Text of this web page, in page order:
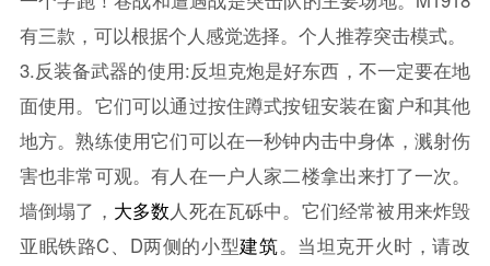
有三款，可以根据个人感觉选择。个人推荐突击模式。
3.反装备武器的使用:反坦克炮是好东西，不一定要在地
面使用。它们可以通过按住蹲式按钮安装在窗户和其他
地方。熟练使用它们可以在一秒钟内击中身体，溅射伤
害也非常可观。有人在一户人家二楼拿出来打了一次。
墙倒塌了， 大多数人死在瓦砾中。它们经常被用来炸毁
亚眠铁路C、D两侧的小型建筑。当坦克开火时，请改